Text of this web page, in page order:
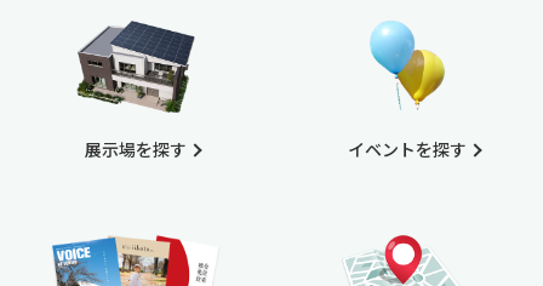
展示場を探す イベントを探す